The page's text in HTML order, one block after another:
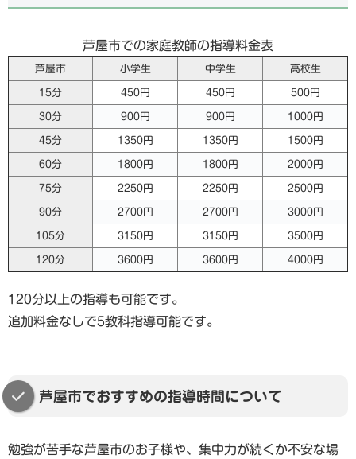
芦屋市での家庭教師の指導料金表
芦屋市 小学生 中学生 高校生
15分 450円 450円 500円
30分 900円 900円 1000円
45分 1350円 1350円 1500円
60分 1800円 1800円 2000円
75分 2250円 2250円 2500円
90分 2700円 2700円 3000円
105分 3150円 3150円 3500円
120分 3600円 3600円 4000円
120分以上の指導も可能です。
追加料金なしで5教科指導可能です。
芦屋市でおすすめの指導時間について
勉強が苦手な芦屋市のお子様や、集中力が続くか不安な場